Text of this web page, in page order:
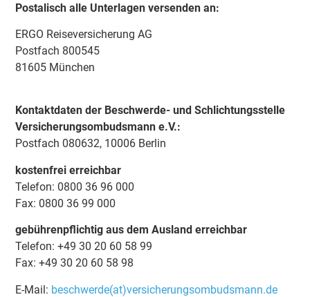
Postalisch alle Unterlagen versenden an:
ERGO Reiseversicherung AG
Postfach 800545
81605 München
Kontaktdaten der Beschwerde- und Schlichtungsstelle
Versicherungsombudsmann e.V.:
Postfach 080632, 10006 Berlin
kostenfrei erreichbar
Telefon: 0800 36 96 000
Fax: 0800 36 99 000
gebührenpflichtig aus dem Ausland erreichbar
Telefon: +49 30 20 60 58 99
Fax: +49 30 20 60 58 98
E-Mail: beschwerde(at)versicherungsombudsmann.de